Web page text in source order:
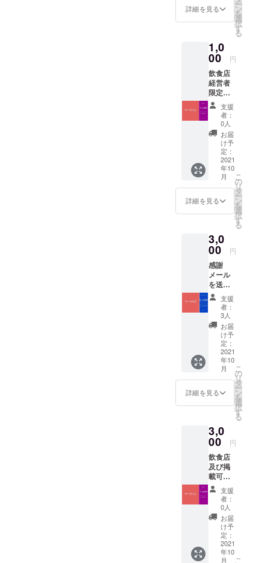
特定の
SNS割
引が使
えま
す。
ます。
虹色ア
イコン
定イベ
ントを
実施し
ます！
プレリ
リース
期間よ
りアプ
リを使
用して
いただ
けま
す、ま
たその
期間に
おいて
特定の
SNS割
引が使
えま
す。
詳細を見る ー
ン
を
選
択
す
る
1,0
00 円
飲食店
経営者
限定で
す。 ア
プリ掲
載料無
料期間
を2ヶ月
分提供
しま
す。 こ
のチ
ケット
は好き
なタイ
ミング
できま
す。 ま
た最後
に感謝
メール
を送ら
せてい
ただき
ます。
支援
者：
0人
お届
け予
定：
2021
年10
月
詳細を見る
こ
の
リ
タ
ー
ン
を
選
択
す
る
3,0
00 円
感謝
メール
を送ら
せてい
ただき
ます。
支援者
限定虹
色アイ
コンを
提供さ
せてい
ただき
ます。
虹色ア
イコン
定イベ
ントを
実施し
ます！
プレリ
リース
期間よ
りアプ
リを使
用して
いただ
けま
す、ま
たその
支援
者：
3人
お届
け予
定：
2021
年10
月
詳細を見る
こ
の
リ
タ
ー
ン
を
選
択
す
る
3,0
00 円
飲食店
及び掲
載可能
事業経
営者限
定で
す。 ア
プリ掲
載料無
料期間
を６ヶ
支援
者：
0人
お届
け予
定：
2021
年10
月
こ